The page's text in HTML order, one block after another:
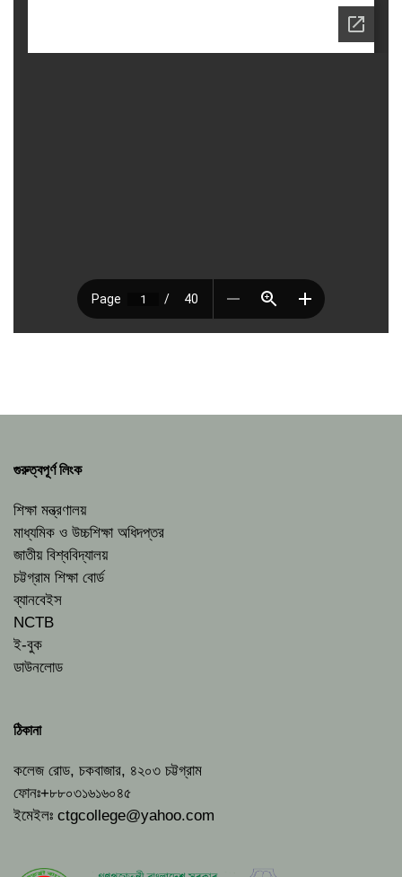
গুরুত্বপূর্ণ লিংক
শিক্ষা মন্ত্রণালয়
মাধ্যমিক ও উচ্চশিক্ষা অধিদপ্তর
জাতীয় বিশ্ববিদ্যালয়
চট্টগ্রাম শিক্ষা বোর্ড
ব্যানবেইস
NCTB
ই-বুক
ডাউনলোড
ঠিকানা
কলেজ রোড, চকবাজার, ৪২০৩ চট্টগ্রাম
ফোনঃ+৮৮০৩১৬১৬০৪৫
ইমেইলঃ ctgcollege@yahoo.com